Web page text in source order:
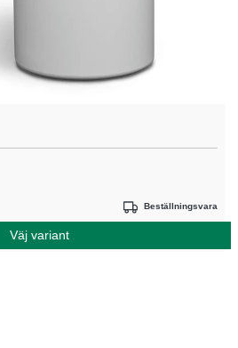
Beställningsvara
Väj variant